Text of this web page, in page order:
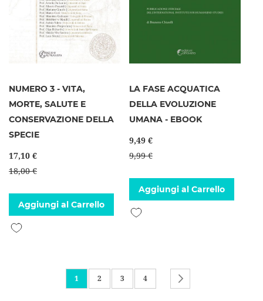
NUMERO 3 - VITA,
MORTE, SALUTE E
CONSERVAZIONE DELLA
SPECIE
17,10 €
18,00 €
Aggiungi al Carrello
Aggiungi alla lista desideri
LA FASE ACQUATICA
DELLA EVOLUZIONE
UMANA - EBOOK
9,49 €
9,99 €
Aggiungi al Carrello
Aggiungi alla lista desideri
Pagina
Attualmente stai leggendo la pagina
1 Pagina
2 Pagina
3 Pagina
4